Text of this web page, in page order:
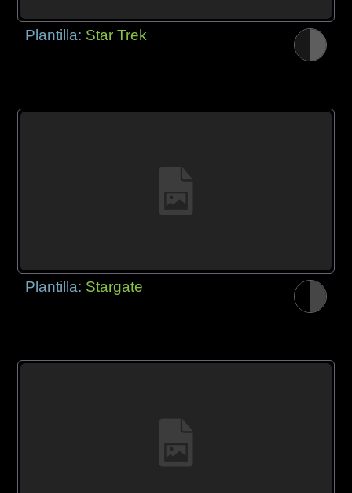
Plantilla: Star Trek
Plantilla: Stargate